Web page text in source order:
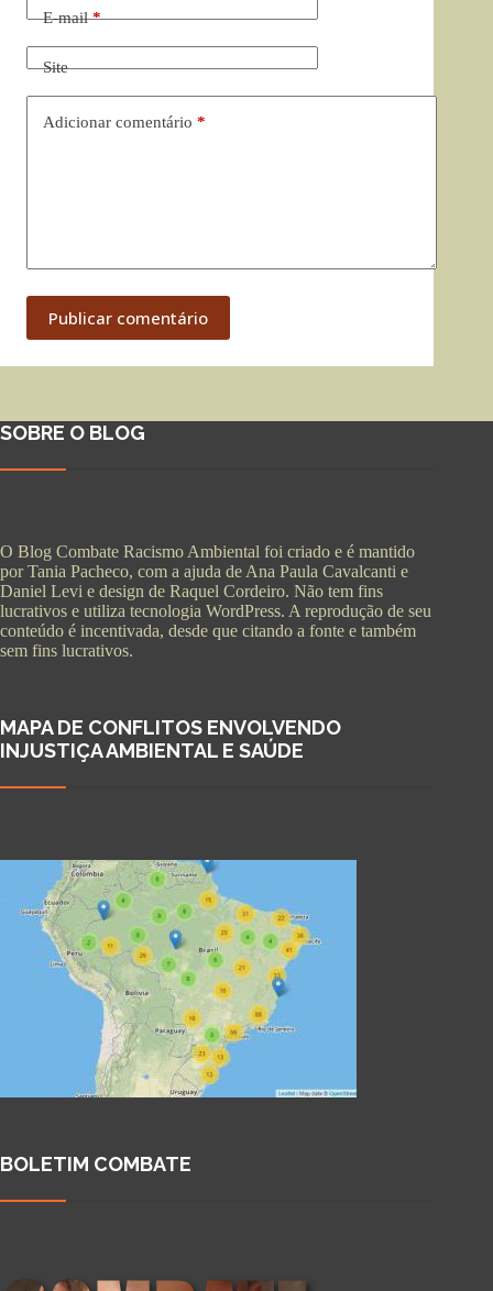
E-mail*
Site
Adicionar comentário *
Publicar comentário
SOBRE O BLOG
O Blog Combate Racismo Ambiental foi criado e é mantido
por Tania Pacheco, com a ajuda de Ana Paula Cavalcanti e
Daniel Levi e design de Raquel Cordeiro. Não tem fins
lucrativos e utiliza tecnologia WordPress. A reprodução de seu
conteúdo é incentivada, desde que citando a fonte e também
sem fins lucrativos.
MAPA DE CONFLITOS ENVOLVENDO
INJUSTIÇA AMBIENTAL E SAÚDE
BOLETIM COMBATE